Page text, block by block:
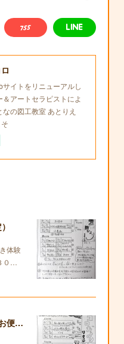
イトをリニューアルし
＆アートセラピストによ
の図工教室 あとりえ
体験
０…
4月からカインズクラス発動！お便りも復活します！